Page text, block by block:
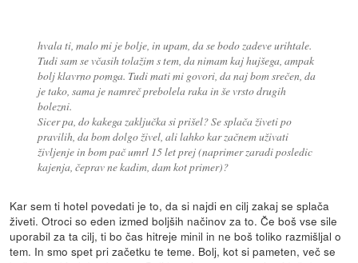
hvala ti, malo mi je bolje, in upam, da se bodo zadeve urihtale.
Tudi sam se včasih tolažim s tem, da nimam kaj hujšega, ampak
bolj klavrno pomga. Tudi mati mi govori, da naj bom srečen, da
je tako, sama je namreč prebolela raka in še vrsto drugih
bolezni.
Sicer pa, do kakega zaključka si prišel? Se splača živeti po
pravilih, da bom dolgo živel, ali lahko kar začnem uživati
življenje in bom pač umrl 15 let prej (naprimer zaradi posledic
kajenja, čeprav ne kadim, dam kot primer)?
Kar sem ti hotel povedati je to, da si najdi en cilj zakaj se splača
živeti. Otroci so eden izmed boljših načinov za to. Če boš vse sile
uporabil za ta cilj, ti bo čas hitreje minil in ne boš toliko razmišljal o
tem. In smo spet pri začetku te teme. Bolj, kot si pameten, več se